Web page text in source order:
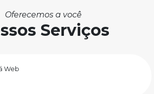
Oferecemos a você
Serviços
Web